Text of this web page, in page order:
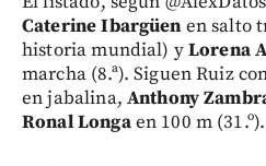
Caterine Ibargüen en salto
historia mundial) yLorena
marcha (8.ª). Siguen Ruiz
en jabalina, Anthony
Ronal Longaen 100 m (31.º).